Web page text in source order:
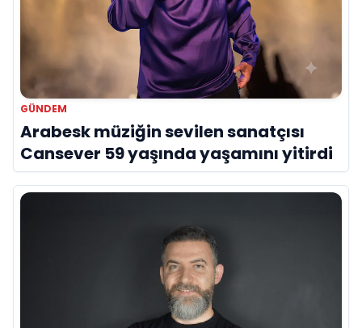
GÜNDEM
Arabesk müziğin sevilen sanatçısı
Cansever 59 yaşında yaşamını yitirdi